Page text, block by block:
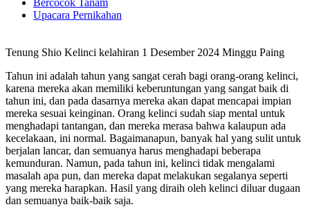
Bercocok Tanam
Upacara Pernikahan
Tenung Shio Kelinci kelahiran 1 Desember 2024 Minggu Paing
Tahun ini adalah tahun yang sangat cerah bagi orang-orang kelinci,
karena mereka akan memiliki keberuntungan yang sangat baik di
tahun ini, dan pada dasarnya mereka akan dapat mencapai impian
mereka sesuai keinginan. Orang kelinci sudah siap mental untuk
menghadapi tantangan, dan mereka merasa bahwa kalaupun ada
kecelakaan, ini normal. Bagaimanapun, banyak hal yang sulit untuk
berjalan lancar, dan semuanya harus menghadapi beberapa
kemunduran. Namun, pada tahun ini, kelinci tidak mengalami
masalah apa pun, dan mereka dapat melakukan segalanya seperti
yang mereka harapkan. Hasil yang diraih oleh kelinci diluar dugaan
dan semuanya baik-baik saja.